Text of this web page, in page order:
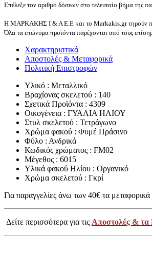
Επέλεξε τον αριθμό δόσεων στο τελευταίο βήμα της
Η ΜΑΡΚΑΚΗΣ Ι & Α Ε.Ε και το Markakis.gr τηρούν
Όλα τα επώνυμα προϊόντα παρέχονται από τους
Χαρακτηριστικά
Αποστολές & Μεταφορικά
Πολιτική Επιστροφών
Υλικό : Μεταλλικό
Βραχίονας σκελετού : 140
Σχετικά Προϊόντα : 4309
Οικογένεια : ΓΥΑΛΙΑ ΗΛΙΟΥ
Στυλ σκελετού : Τετράγωνο
Χρώμα φακού : Φυμέ Πράσινο
Φύλο : Ανδρικά
Κωδικός χρώματος : FM02
Μέγεθος : 6015
Υλικά φακού Ηλίου : Οργανικό
Χρώμα σκελετού : Γκρί
Για παραγγελίες άνω των 40€ τα μεταφορικά
Δείτε περισσότερα για τις Αποστολές &